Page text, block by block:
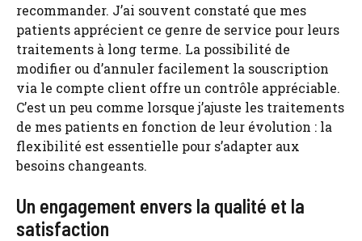
recommander. J’ai souvent constaté que mes
patients apprécient ce genre de service pour leurs
traitements à long terme. La possibilité de
modifier ou d’annuler facilement la souscription
via le compte client offre un contrôle appréciable.
C’est un peu comme lorsque j’ajuste les traitements
de mes patients en fonction de leur évolution : la
flexibilité est essentielle pour s’adapter aux
besoins changeants.
Un engagement envers la qualité et la
satisfaction